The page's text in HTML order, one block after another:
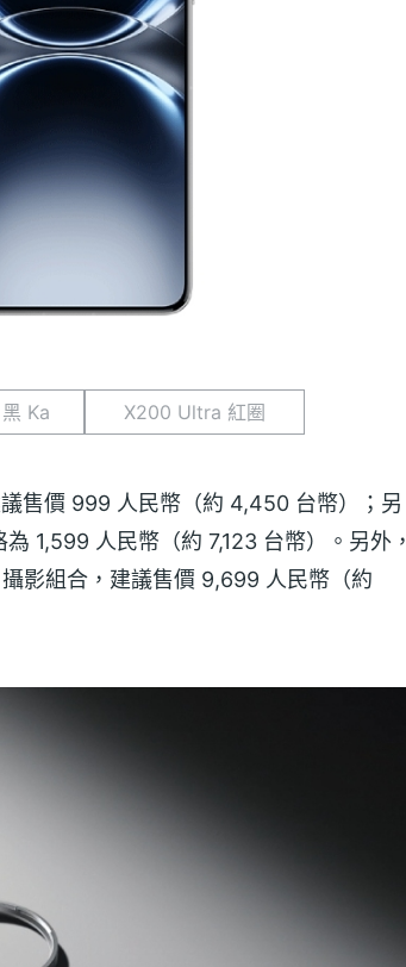
Ka X200 Ultra 紅圈
售價 999 人民幣（約 4,450 台幣）；另
1,599 人民幣（約 7,123 台幣）。另外，
影組合，建議售價 9,699 人民幣（約